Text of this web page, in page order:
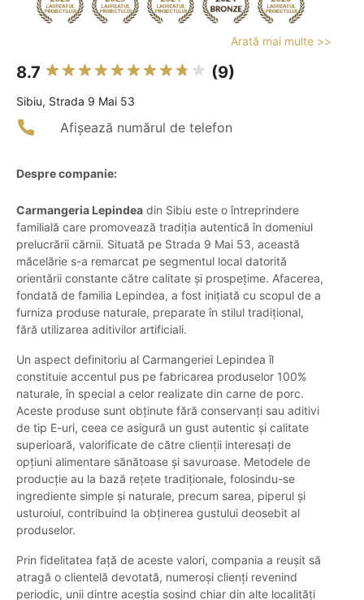
Arată mai multe >>
8.7 (9)
Sibiu, Strada 9 Mai 53
Afișează numărul de telefon
Despre companie:
Carmangeria Lepindea din Sibiu este o întreprindere
familială care promovează tradiția autentică în domeniul
prelucrării cărnii. Situată pe Strada 9 Mai 53, această
măcelărie s-a remarcat pe segmentul local datorită
orientării constante către calitate și prospețime. Afacerea,
fondată de familia Lepindea, a fost inițiată cu scopul de a
furniza produse naturale, preparate în stilul tradițional,
fără utilizarea aditivilor artificiali.
Un aspect definitoriu al Carmangeriei Lepindea îl
constituie accentul pus pe fabricarea produselor 100%
naturale, în special a celor realizate din carne de porc.
Aceste produse sunt obținute fără conservanți sau aditivi
de tip E-uri, ceea ce asigură un gust autentic și calitate
superioară, valorificate de către clienții interesați de
opțiuni alimentare sănătoase și savuroase. Metodele de
producție au la bază rețete tradiționale, folosindu-se
ingrediente simple și naturale, precum sarea, piperul și
usturoiul, contribuind la obținerea gustului deosebit al
produselor.
Prin fidelitatea față de aceste valori, compania a reușit să
atragă o clientelă devotată, numeroși clienți revenind
periodic, unii dintre aceștia sosind chiar din alte localități